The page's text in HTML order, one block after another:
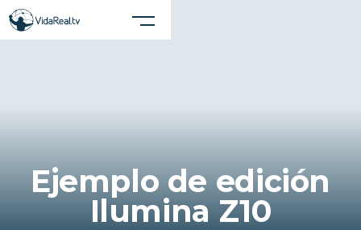
Ejemplo de edición
Ilumina Z10